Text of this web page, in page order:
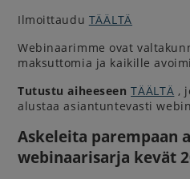
Ilmoittaudu TÄÄLTÄ
Webinaarimme ovat
maksuttomia ja kaikille
Tutustu aiheeseenTÄÄLTÄ ,
alustaa asiantuntevasti
Askeleita parempaan
webinaarisarja kevät